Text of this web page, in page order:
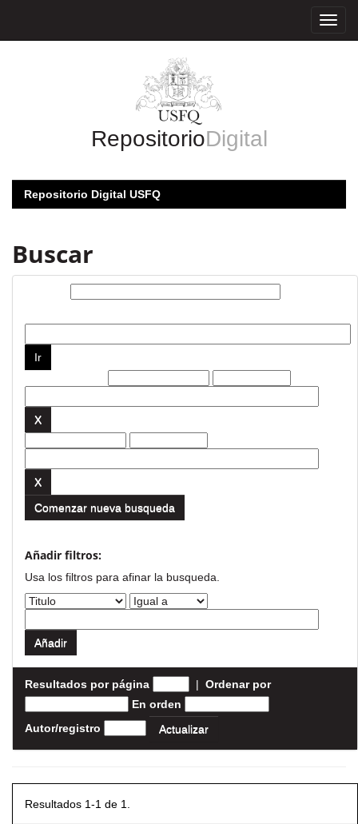
RepositorioDigital
Repositorio Digital USFQ
Buscar
Comenzar nueva busqueda
Añadir filtros:
Usa los filtros para afinar la busqueda.
Resultados por página | Ordenar por
En orden
Autor/registro
Resultados 1-1 de 1.